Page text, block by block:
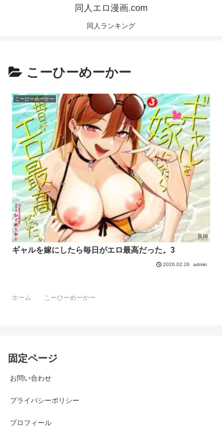
同人エロ漫画.com
同人ランキング
こーひーめーかー
こーひーめーかー
ギャルを嫁にしたら毎日がエロ最高だった。3
2026.02.26 admin
ホーム こーひーめーかー
固定ページ
お問い合わせ
プライバシーポリシー
プロフィール